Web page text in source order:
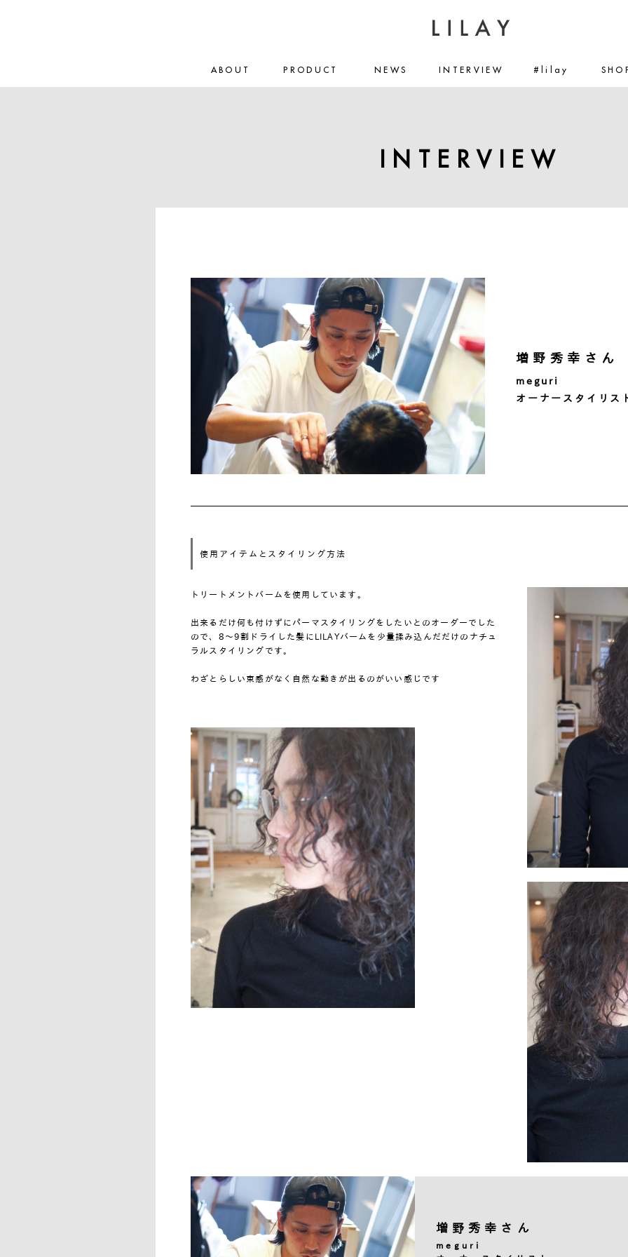
ABOUT PRODUCT NEWS INTERVIEW #lilay
INTERVIEW
増野秀幸さん
meguri
オーナースタイリス
使用アイテムとスタイリング方法
トリートメントバームを使用しています。
出来るだけ何も付けずにパーマスタイリングをしたいとのオーダーでした
ので、8～9割ドライした髪にLILAYバームを少量揉み込んだだけのナチュ
ラルスタイリングです。
わざとらしい束感がなく自然な動きが出るのがいい感じです
増野秀幸さん
meguri